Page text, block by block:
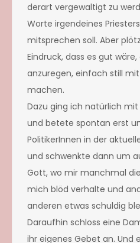
derart vergewaltigt zu
Worte irgendeines
mitsprechen soll. Aber
Eindruck, dass es gut
anzuregen, einfach still
machen.
Dazu ging ich natürlich
und betete spontan erst
PolitikerInnen in der
und schwenkte dann um
Gott, wo mir manchmal
mich blöd verhalte und
anderen etwas schuldig
Daraufhin schloss eine
ihr eigenes Gebet an. Und